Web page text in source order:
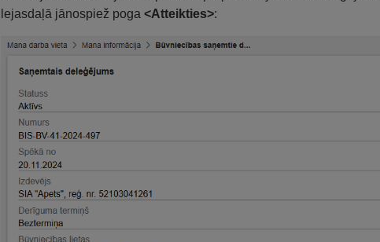
lejasdaļā jānospiež poga <Atteikties>: